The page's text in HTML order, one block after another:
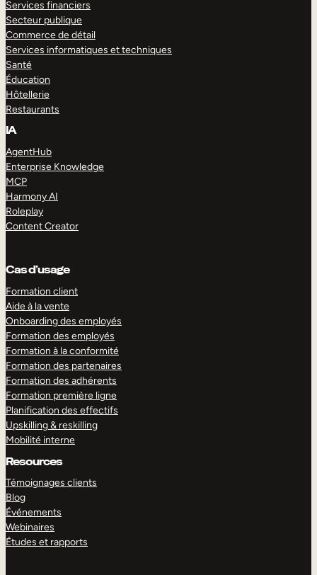
Services financiers
Secteur publique
Commerce de détail
Services informatiques et techniques
Santé
Éducation
Hôtellerie
Restaurants
IA
AgentHub
Enterprise Knowledge
MCP
Harmony AI
Roleplay
Content Creator
Cas d’usage
Formation client
Aide à la vente
Onboarding des employés
Formation des employés
Formation à la conformité
Formation des partenaires
Formation des adhérents
Formation première ligne
Planification des effectifs
Upskilling & reskilling
Mobilité interne
Resources
Témoignages clients
Blog
Événements
Webinaires
Études et rapports